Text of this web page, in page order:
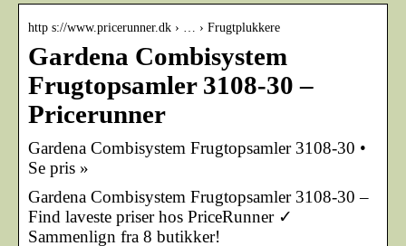
http s://www.pricerunner.dk › … › Frugtplukkere
Gardena Combisystem
Frugtopsamler 3108-30 –
Pricerunner
Gardena Combisystem Frugtopsamler 3108-30 •
Se pris »
Gardena Combisystem Frugtopsamler 3108-30 –
Find laveste priser hos PriceRunner ✓
Sammenlign fra 8 butikker!